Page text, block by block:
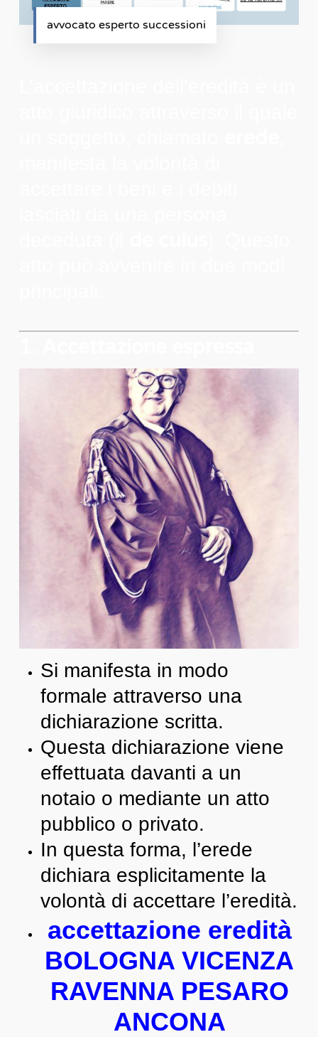
avvocato esperto successioni
Si manifesta in modo
formale attraverso una
dichiarazione scritta.
Questa dichiarazione viene
effettuata davanti a un
notaio o mediante un atto
pubblico o privato.
In questa forma, l’erede
dichiara esplicitamente la
volontà di accettare l’eredità.
accettazione eredità
BOLOGNA VICENZA
RAVENNA PESARO
ANCONA